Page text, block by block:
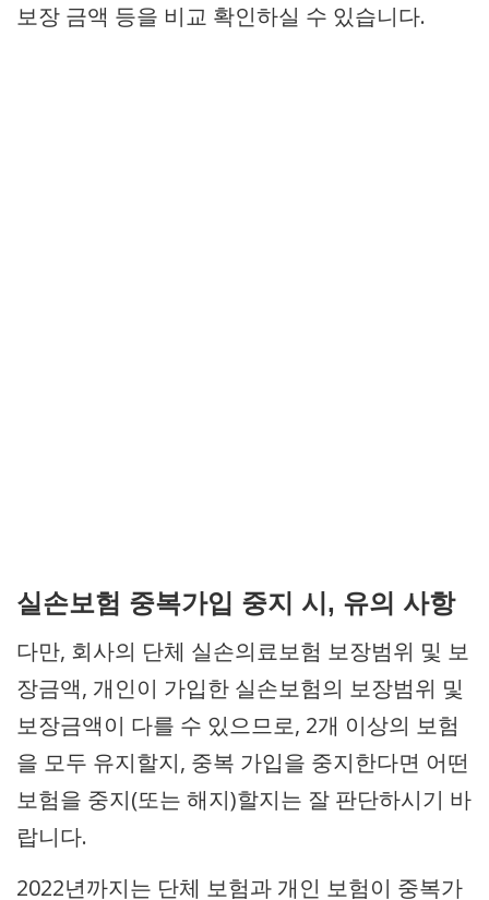
보장 금액 등을 비교 확인하실 수 있습니다.
실손보험 중복가입 중지 시, 유의 사항
다만, 회사의 단체 실손의료보험 보장범위 및 보
장금액, 개인이 가입한 실손보험의 보장범위 및
보장금액이 다를 수 있으므로, 2개 이상의 보험
을 모두 유지할지, 중복 가입을 중지한다면 어떤
보험을 중지(또는 해지)할지는 잘 판단하시기 바
랍니다.
2022년까지는 단체 보험과 개인 보험이 중복가